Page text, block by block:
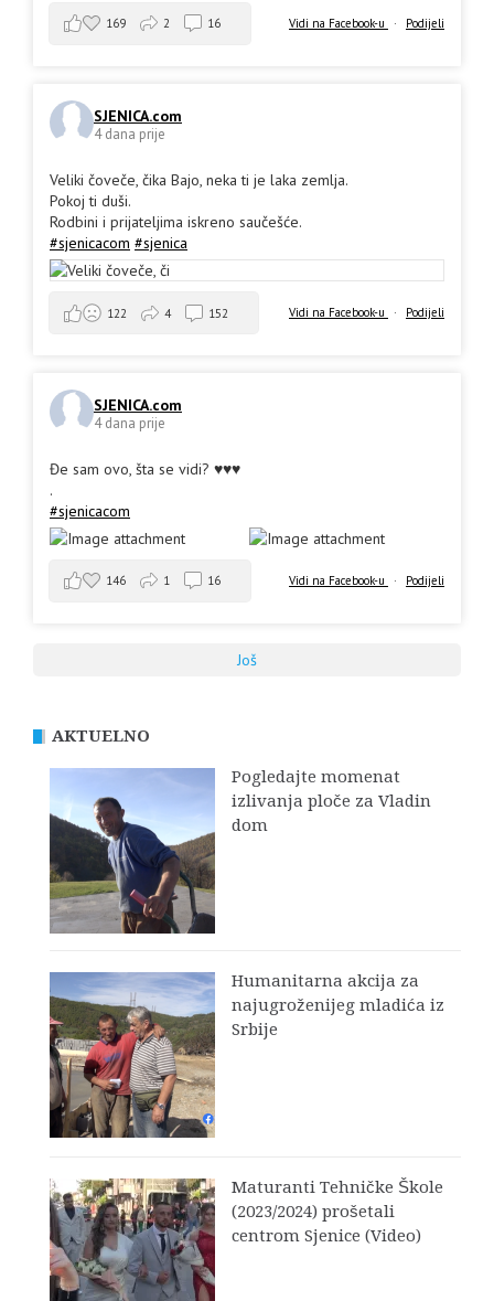
Vidi na Facebook-u · Podijeli
169 2 16
SJENICA.com
4 dana prije
Veliki čoveče, čika Bajo, neka ti je laka zemlja.
Pokoj ti duši.
Rodbini i prijateljima iskreno saučešće.
#sjenicacom #sjenica
Vidi na Facebook-u · Podijeli
122 4 152
SJENICA.com
4 dana prije
Đe sam ovo, šta se vidi? ♥️♥️♥️
.
#sjenicacom
Vidi na Facebook-u · Podijeli
146 1 16
Još
AKTUELNO
Pogledajte momenat
izlivanja ploče za Vladin
dom
Humanitarna akcija za
najugroženijeg mladića iz
Srbije
Maturanti Tehničke Škole
(2023/2024) prošetali
centrom Sjenice (Video)